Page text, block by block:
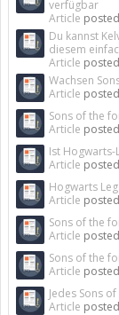
verfügbar
Article posted
Du kannst
diesem
Article posted
Wachsen
Article posted
Sons of the
Article posted
Ist Hogwarts-
Article posted
Hogwarts
Article posted
Sons of the
Article posted
Sons of the
Article posted
Jedes Sons
Article posted